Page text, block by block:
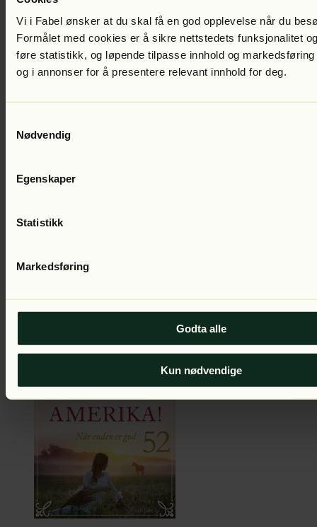
Vi i Fabel ønsker at du skal få en god opplevelse når du
Formålet med cookies er å sikre nettstedets funksjonalitet
føre statistikk, og løpende tilpasse innhold og markedsføring
og i annonser for å presentere relevant innhold for deg.
Nødvendig
Egenskaper
Statistikk
Markedsføring
Godta alle
Kun nødvendige
Rune Angell-JacobsenMaries nye livLest av:Hanna Børseth